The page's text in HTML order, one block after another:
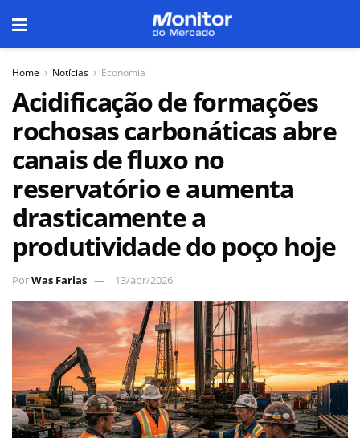
Home Notícias Economia
Acidificação de formações
rochosas carbonáticas abre
canais de fluxo no
reservatório e aumenta
drasticamente a
produtividade do poço hoje
PorWas Farias 13/abr/2026